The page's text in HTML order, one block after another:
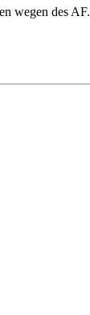
wegen des AF.